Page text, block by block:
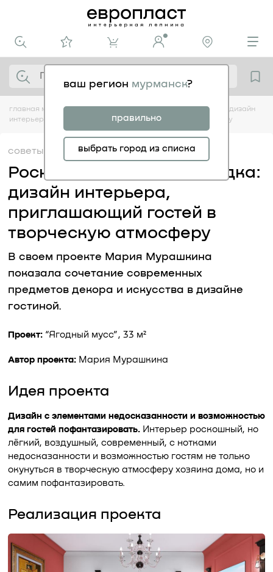
ваш регион мурманск?
правильно
выбрать город из списка
главная медиацентр советы роскошь, легкость и загадка: дизайн
интерьера, приглашающий гостей в творческую атмосферу
советы 29.07
Роскошь, легкость и загадка:
дизайн интерьера,
приглашающий гостей в
творческую атмосферу
В своем проекте Мария Мурашкина
показала сочетание современных
предметов декора и искусства в дизайне
гостиной.
Проект:“Ягодный мусс”, 33 м²
Автор проекта: Мария Мурашкина
Идея проекта
Дизайн с элементами недосказанности и возможностью
для гостей пофантазировать. Интерьер роскошный, но
лёгкий, воздушный, современный, с нотками
недосказанности и возможностью гостям не только
окунуться в творческую атмосферу хозяина дома, но и
самим пофантазировать.
Реализация проекта